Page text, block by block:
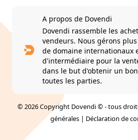
A propos de Dovendi
Dovendi rassemble les
vendeurs. Nous gérons
de domaine internationaux
d'intermédiaire pour la
dans le but d'obtenir un
toutes les parties.
© 2026 Copyright Dovendi © - tous
générales | Déclaration de